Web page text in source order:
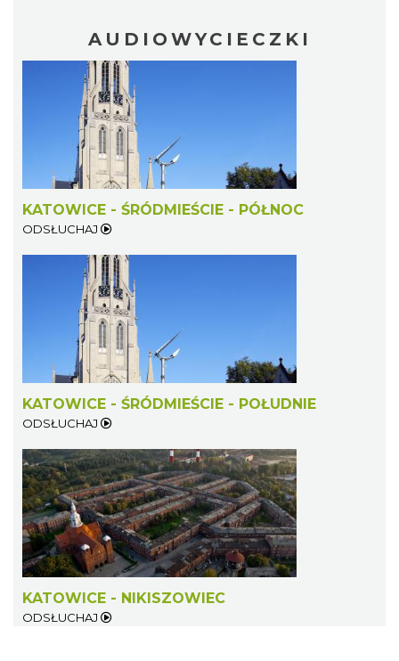
AUDIOWYCIECZKI
KATOWICE - ŚRÓDMIEŚCIE - PÓŁNOC
ODSŁUCHAJ
KATOWICE - ŚRÓDMIEŚCIE - POŁUDNIE
ODSŁUCHAJ
KATOWICE - NIKISZOWIEC
ODSŁUCHAJ